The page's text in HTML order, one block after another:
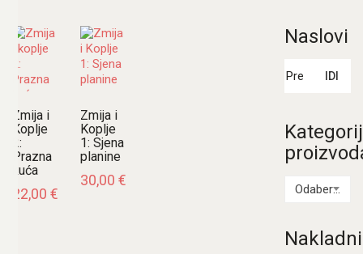
Zmija i
Koplje
2:
Prazna
kuća
22,00 €
Zmija i
Koplje
1: Sjena
planine
30,00 €
Naslovi
IDI
Odaberi kategoriju